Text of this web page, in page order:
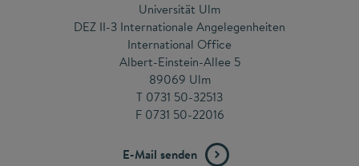
Universität Ulm
DEZ II-3 Internationale Angelegenheiten
International Office
Albert-Einstein-Allee 5
89069 Ulm
T 0731 50-32513
F 0731 50-22016
E-Mail senden